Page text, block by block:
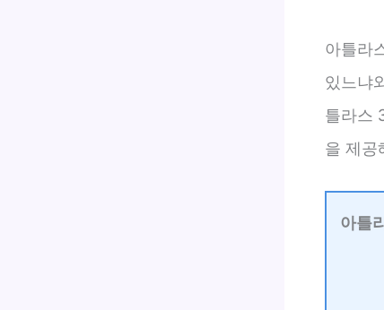
아틀라
있느냐
틀라스
을 제공
아틀